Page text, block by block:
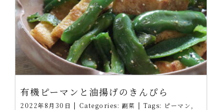
有機ピーマンと油揚げのきんぴら
2022年8月30日 | Categories: 副菜 | Tags: ピーマン